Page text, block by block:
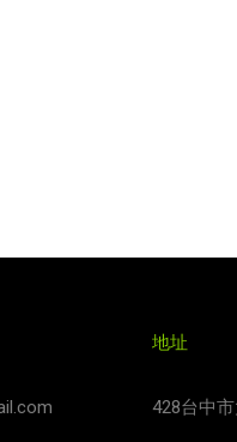
地址
428台中